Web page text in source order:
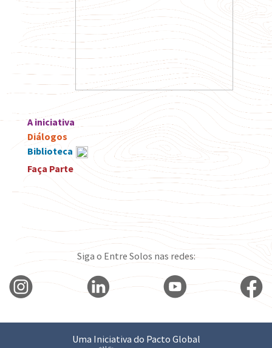
A iniciativa
Diálogos
Biblioteca
Faça Parte
Siga o Entre Solos nas redes:
Uma Iniciativa do Pacto Global